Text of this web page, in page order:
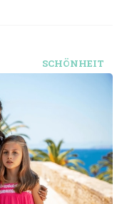
SCHÖNHEIT